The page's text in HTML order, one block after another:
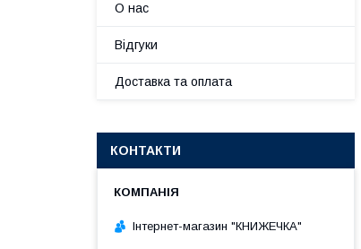
О нас
Відгуки
Доставка та оплата
КОНТАКТИ
Інтернет-магазин "КНИЖЕЧКА"